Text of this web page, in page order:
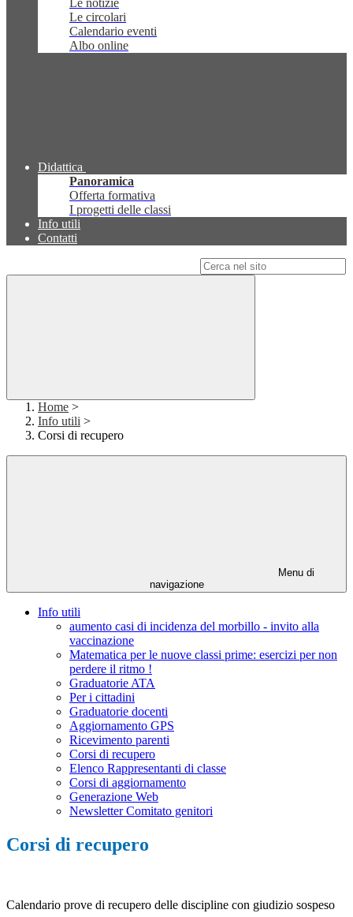
Le notizie
Le circolari
Calendario eventi
Albo online
Didattica
Panoramica
Offerta formativa
I progetti delle classi
Info utili
Contatti
Home >
Info utili >
Corsi di recupero
Menu di
navigazione
Info utili
aumento casi di incidenza del morbillo - invito alla
vaccinazione
Matematica per le nuove classi prime: esercizi per non
perdere il ritmo !
Graduatorie ATA
Per i cittadini
Graduatorie docenti
Aggiornamento GPS
Ricevimento parenti
Corsi di recupero
Elenco Rappresentanti di classe
Corsi di aggiornamento
Generazione Web
Newsletter Comitato genitori
Corsi di recupero
Calendario prove di recupero delle discipline con giudizio sospeso